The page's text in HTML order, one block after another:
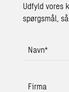
Udfyld vores
spørgsmål,
Navn*
Firma